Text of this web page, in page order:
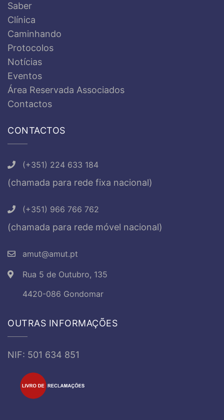
Saber
Clínica
Caminhando
Protocolos
Notícias
Eventos
Área Reservada Associados
Contactos
CONTACTOS
(+351) 224 633 184
(chamada para rede fixa nacional)
(+351) 966 766 762
(chamada para rede móvel nacional)
amut@amut.pt
Rua 5 de Outubro, 135
4420-086 Gondomar
OUTRAS INFORMAÇÕES
NIF: 501 634 851